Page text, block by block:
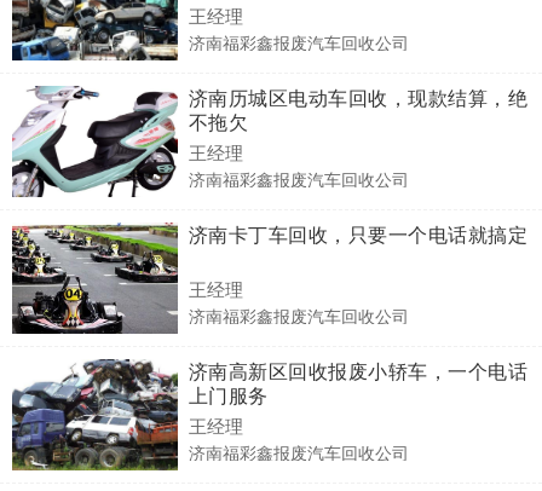
王经理
济南福彩鑫报废汽车回收公司
济南历城区电动车回收，现款结算，绝
不拖欠
王经理
济南福彩鑫报废汽车回收公司
济南卡丁车回收，只要一个电话就搞定
王经理
济南福彩鑫报废汽车回收公司
济南高新区回收报废小轿车，一个电话
上门服务
王经理
济南福彩鑫报废汽车回收公司